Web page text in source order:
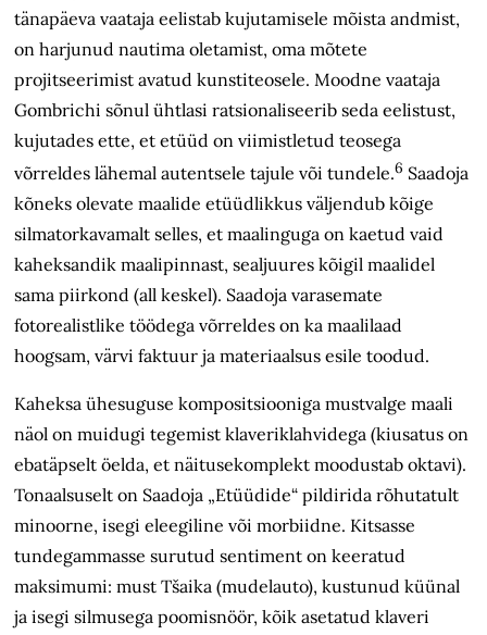
tänapäeva vaataja eelistab kujutamisele mõista andmist,
on harjunud nautima oletamist, oma mõtete
projitseerimist avatud kunstiteosele. Moodne vaataja
Gombrichi sõnul ühtlasi ratsionaliseerib seda eelistust,
kujutades ette, et etüüd on viimistletud teosega
võrreldes lähemal autentsele tajule või tundele.6 Saadoja
kõneks olevate maalide etüüdlikkus väljendub kõige
silmatorkavamalt selles, et maalinguga on kaetud vaid
kaheksandik maalipinnast, sealjuures kõigil maalidel
sama piirkond (all keskel). Saadoja varasemate
fotorealistlike töödega võrreldes on ka maalilaad
hoogsam, värvi faktuur ja materiaalsus esile toodud.
Kaheksa ühesuguse kompositsiooniga mustvalge maali
näol on muidugi tegemist klaveriklahvidega (kiusatus on
ebatäpselt öelda, et näitusekomplekt moodustab oktavi).
Tonaalsuselt on Saadoja „Etüüdide“ pildirida rõhutatult
minoorne, isegi eleegiline või morbiidne. Kitsasse
tundegammasse surutud sentiment on keeratud
maksimumi: must Tšaika (mudelauto), kustunud küünal
ja isegi silmusega poomisnöör, kõik asetatud klaveri